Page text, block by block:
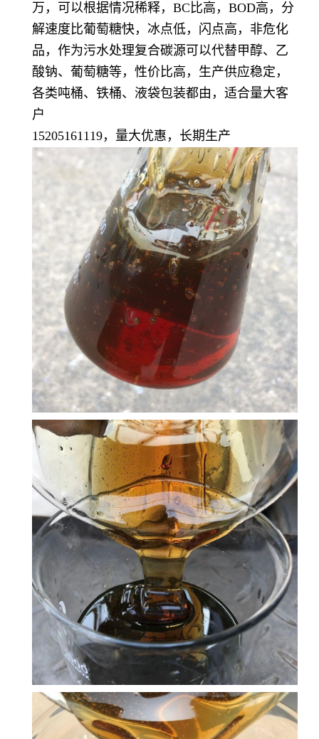
万，可以根据情况稀释，BC比高，BOD高，分
解速度比葡萄糖快，冰点低，闪点高，非危化
品，作为污水处理复合碳源可以代替甲醇、乙
酸钠、葡萄糖等，性价比高，生产供应稳定，
各类吨桶、铁桶、液袋包装都由，适合量大客
户
15205161119，量大优惠，长期生产